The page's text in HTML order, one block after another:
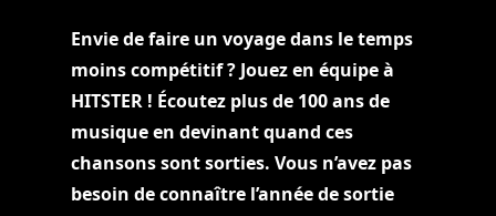
Envie de faire un voyage dans le temps
moins compétitif ? Jouez en équipe à
HITSTER ! Écoutez plus de 100 ans de
musique en devinant quand ces
chansons sont sorties. Vous n’avez pas
besoin de connaître l’année de sortie